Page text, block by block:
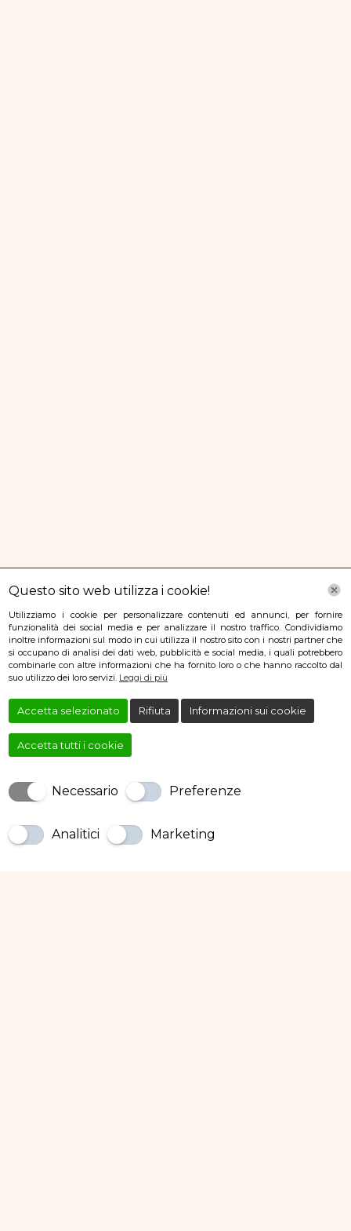
Questo sito web utilizza i cookie!
Utilizziamo i cookie per personalizzare contenuti ed annunci, per fornire
funzionalità dei social media e per analizzare il nostro traffico. Condividiamo
inoltre informazioni sul modo in cui utilizza il nostro sito con i nostri partner che
si occupano di analisi dei dati web, pubblicità e social media, i quali potrebbero
combinarle con altre informazioni che ha fornito loro o che hanno raccolto dal
suo utilizzo dei loro servizi. Leggi di più
Accetta selezionato Rifiuta Informazioni sui cookie
Accetta tutti i cookie
Necessario Preferenze
Analitici Marketing